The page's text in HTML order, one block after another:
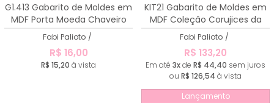
G1.413 Gabarito de Moldes em
MDF Porta Moeda Chaveiro
Coruja
Fabi Palioto /
R$ 16,00
R$ 15,20 à vista
KIT21 Gabarito de Moldes em
MDF Coleção Corujices da
Mamãe
Fabi Palioto /
R$ 133,20
Em até 3xde R$ 44,40 sem juros
ou R$ 126,54 à vista
Lançamento